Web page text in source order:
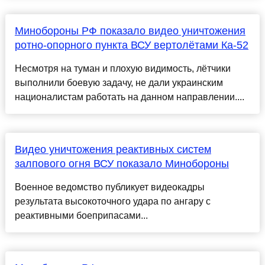
Минобороны РФ показало видео уничтожения
ротно-опорного пункта ВСУ вертолётами Ка-52
Несмотря на туман и плохую видимость, лётчики
выполнили боевую задачу, не дали украинским
националистам работать на данном направлении....
Видео уничтожения реактивных систем
залпового огня ВСУ показало Минобороны
Военное ведомство публикует видеокадры
результата высокоточного удара по ангару с
реактивными боеприпасами...